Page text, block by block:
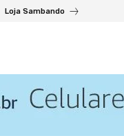
Loja Sambando